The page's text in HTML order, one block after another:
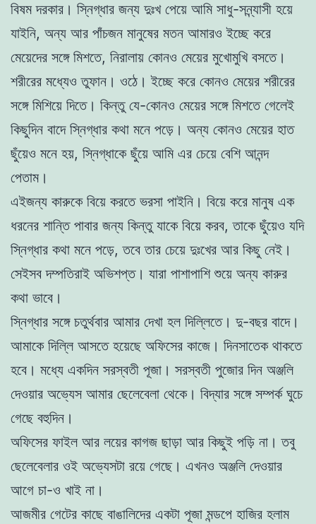
বিষম দরকার। স্নিগ্ধার জন্য দুঃখ পেয়ে আমি সাধু-সন্ন্যাসী হয়ে
যাইনি, অন্য আর পাঁচজন মানুষের মতন আমারও ইচ্ছে করে
মেয়েদের সঙ্গে মিশতে, নিরালায় কোনও মেয়ের মুখোমুখি বসতে।
শরীরের মধ্যেও তুফান। ওঠে। ইচ্ছে করে কোনও মেয়ের শরীরের
সঙ্গে মিশিয়ে দিতে। কিন্তু যে-কোনও মেয়ের সঙ্গে মিশতে গেলেই
কিছুদিন বাদে স্নিগ্ধার কথা মনে পড়ে। অন্য কোনও মেয়ের হাত
ছুঁয়েও মনে হয়, স্নিগ্ধাকে ছুঁয়ে আমি এর চেয়ে বেশি আনন্দ
পেতাম।
এইজন্য কারুকে বিয়ে করতে ভরসা পাইনি। বিয়ে করে মানুষ এক
ধরনের শান্তি পাবার জন্য কিন্তু যাকে বিয়ে করব, তাকে ছুঁয়েও যদি
স্নিগ্ধার কথা মনে পড়ে, তবে তার চেয়ে দুঃখের আর কিছু নেই।
সেইসব দম্পতিরাই অভিশপ্ত। যারা পাশাপাশি শুয়ে অন্য কারুর
কথা ভাবে।
স্নিগ্ধার সঙ্গে চতুর্থবার আমার দেখা হল দিল্লিতে। দু-বছর বাদে।
আমাকে দিল্লি আসতে হয়েছে অফিসের কাজে। দিনসাতেক থাকতে
হবে। মধ্যে একদিন সরস্বতী পূজা। সরস্বতী পুজোর দিন অঞ্জলি
দেওয়ার অভ্যেস আমার ছেলেবেলা থেকে। বিদ্যার সঙ্গে সম্পর্ক ঘুচে
গেছে বহুদিন।
অফিসের ফাইল আর লয়ের কাগজ ছাড়া আর কিছুই পড়ি না। তবু
ছেলেবেলার ওই অভ্যেসটা রয়ে গেছে। এখনও অঞ্জলি দেওয়ার
আগে চা-ও খাই না।
আজমীর গেটের কাছে বাঙালিদের একটা পূজা মন্ডপে হাজির হলাম